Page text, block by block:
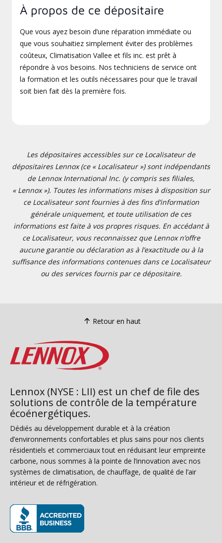
À propos de ce dépositaire
Que vous ayez besoin d’une réparation immédiate ou
que vous souhaitiez simplement éviter des problèmes
coûteux, Climatisation Vallee et fils inc. est prêt à
répondre à vos besoins. Nos techniciens de service ont
la formation et les outils nécessaires pour que le travail
soit bien fait dès la première fois.
Les dépositaires accessibles sur ce Localisateur de
dépositaires Lennox (ce « Localisateur ») sont indépendants
de Lennox International Inc. (y compris ses filiales,
« Lennox »). Toutes les informations mises à disposition sur
ce Localisateur sont fournies à des fins d’information
générale uniquement, et toute utilisation de ces
informations est faite à vos propres risques. En accédant à
ce Localisateur, vous reconnaissez que Lennox n’offre
aucune garantie ou déclaration as à l’exactitude ou à la
suffisance des informations contenues dans ce Localisateur
ou des services fournis par ce dépositaire.
Retour en haut
Lennox (NYSE : LII) est un chef de file des
solutions de contrôle de la température
écoénergétiques.
Dédiés au développement durable et à la création
d’environnements confortables et plus sains pour nos clients
résidentiels et commerciaux tout en réduisant leur empreinte
carbone, nous sommes à la pointe de l’innovation avec nos
systèmes de climatisation, de chauffage, de qualité de l’air
intérieur et de réfrigération.